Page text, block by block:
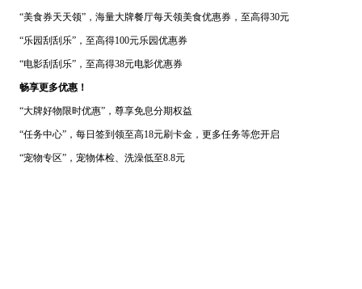
“美食券天天领”，海量大牌餐厅每天领美食优惠券，至高得30元
“乐园刮刮乐”，至高得100元乐园优惠券
“电影刮刮乐”，至高得38元电影优惠券
畅享更多优惠！
“大牌好物限时优惠”，尊享免息分期权益
“任务中心”，每日签到领至高18元刷卡金，更多任务等您开启
“宠物专区”，宠物体检、洗澡低至8.8元